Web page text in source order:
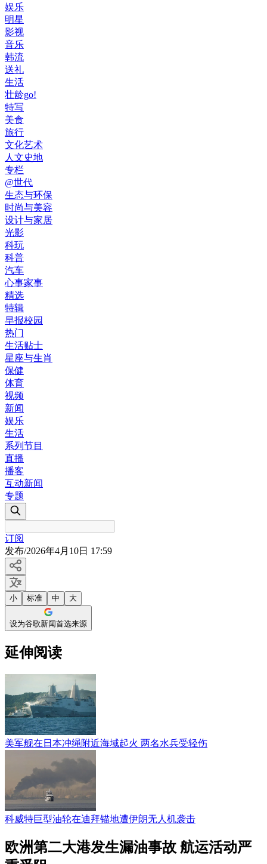
娱乐
明星
影视
音乐
韩流
送礼
生活
壮龄go!
特写
美食
旅行
文化艺术
人文史地
专栏
@世代
生态与环保
时尚与美容
设计与家居
光影
科玩
科普
汽车
心事家事
精选
特辑
早报校园
热门
生活贴士
星座与生肖
保健
体育
视频
新闻
娱乐
生活
系列节目
直播
播客
互动新闻
专题
订阅
发布/2026年4月10日 17:59
小 标准 中 大
设为谷歌新闻首选来源
延伸阅读
美军舰在日本冲绳附近海域起火 两名水兵受轻伤
科威特巨型油轮在迪拜锚地遭伊朗无人机袭击
欧洲第二大港发生漏油事故 航运活动严